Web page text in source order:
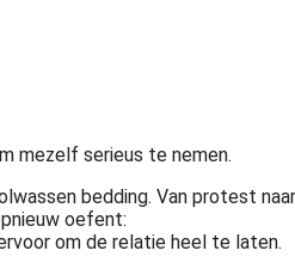
mezelf serieus te nemen.
bedding. Van protest
oefent:
om de relatie heel te laten.